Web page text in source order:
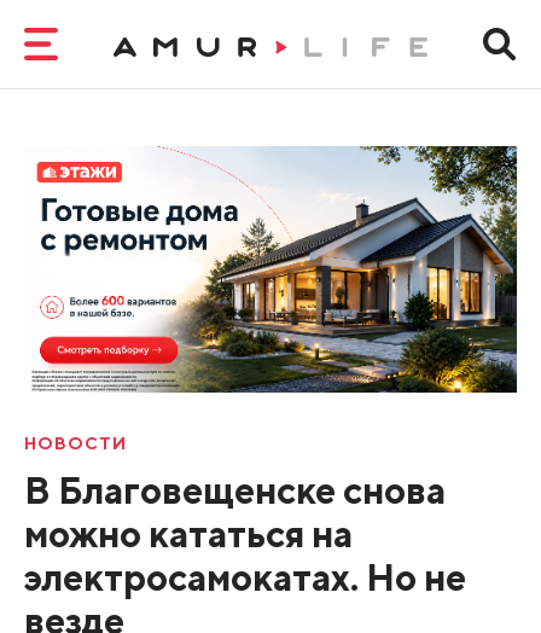
НОВОСТИ
В Благовещенске снова
можно кататься на
электросамокатах. Но не
везде